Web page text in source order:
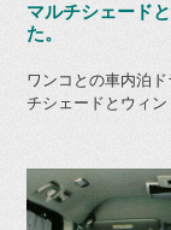
マルチシェード
た。
ワンコとの車内泊
チシェードとウィン